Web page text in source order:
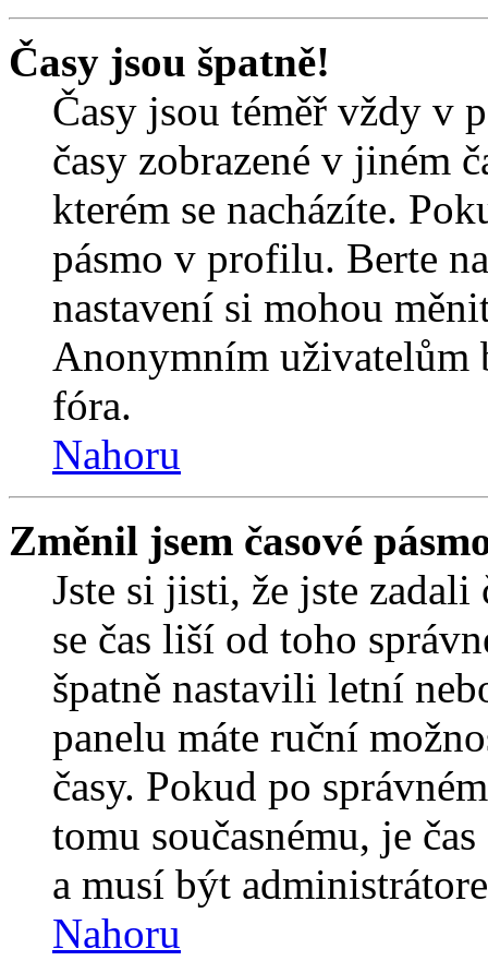
Časy jsou špatně!
Časy jsou téměř vždy v
časy zobrazené v jiném
kterém se nacházíte.
pásmo v profilu. Berte
nastavení si mohou
Anonymním uživatelům
fóra.
Nahoru
Změnil jsem časové
Jste si jisti, že jste zadali
se čas liší od toho
špatně nastavili letní
panelu máte ruční
časy. Pokud po
tomu současnému, je
a musí být
Nahoru